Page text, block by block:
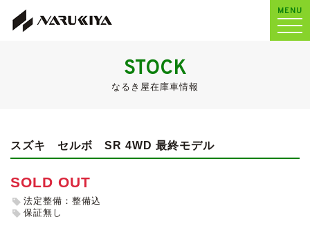
MENU
STOCK
なるき屋在庫車情報
スズキ セルボ SR 4WD 最終モデル
SOLD OUT
法定整備：整備込
保証無し